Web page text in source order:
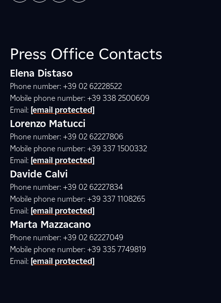
Press Office Contacts
Elena Distaso
Phone number: +39 02 62228522
Mobile phone number: +39 338 2500609
Email: [email protected]
Lorenzo Matucci
Phone number: +39 02 62227806
Mobile phone number: +39 337 1500332
Email: [email protected]
Davide Calvi
Phone number: +39 02 62227834
Mobile phone number: +39 337 1108265
Email: [email protected]
Marta Mazzacano
Phone number: +39 02 62227049
Mobile phone number: +39 335 7749819
Email: [email protected]